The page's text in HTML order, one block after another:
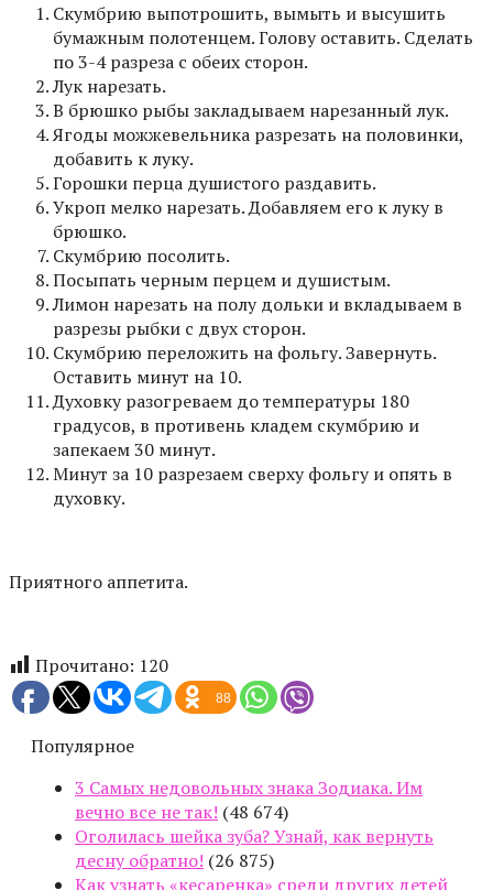
Скумбрию выпотрошить, вымыть и высушить
бумажным полотенцем. Голову оставить. Сделать
по 3-4 разреза с обеих сторон.
Лук нарезать.
В брюшко рыбы закладываем нарезанный лук.
Ягоды можжевельника разрезать на половинки,
добавить к луку.
Горошки перца душистого раздавить.
Укроп мелко нарезать. Добавляем его к луку в
брюшко.
Скумбрию посолить.
Посыпать черным перцем и душистым.
Лимон нарезать на полу дольки и вкладываем в
разрезы рыбки с двух сторон.
Скумбрию переложить на фольгу. Завернуть.
Оставить минут на 10.
Духовку разогреваем до температуры 180
градусов, в противень кладем скумбрию и
запекаем 30 минут.
Минут за 10 разрезаем сверху фольгу и опять в
духовку.
Приятного аппетита.
Прочитано: 120
88
Популярное
3 Самых недовольных знака Зодиака. Им
вечно все не так! (48 674)
Оголилась шейка зуба? Узнай, как вернуть
десну обратно! (26 875)
Как узнать «кесаренка» среди других детей